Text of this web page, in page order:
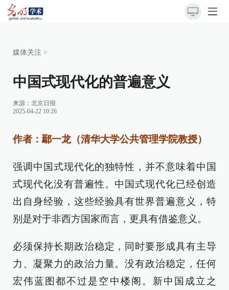
媒体关注 >
中国式现代化的普遍意义
来源： 北京日报
2025-04-22 10:26
作者：鄢一龙（清华大学公共管理学院教授）
强调中国式现代化的独特性，并不意味着中国
式现代化没有普遍性。中国式现代化已经创造
出自身经验，这些经验具有世界普遍意义，特
别是对于非西方国家而言，更具有借鉴意义。
必须保持长期政治稳定，同时要形成具有主导
力、凝聚力的政治力量。没有政治稳定，任何
宏伟蓝图都不过是空中楼阁。新中国成立之